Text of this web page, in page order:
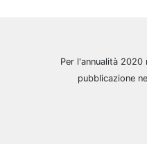
Per l'annualità
pubblicazione